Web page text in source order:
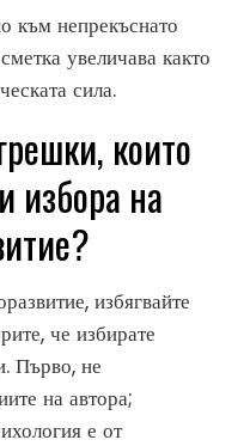
към непрекъснато
увеличава както
сила.
които
избора на
избягвайте
че избирате
Първо, не
на автора;
е от